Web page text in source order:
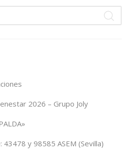
2026 – Grupo Joly
43478 y 98585 ASEM (Sevilla)